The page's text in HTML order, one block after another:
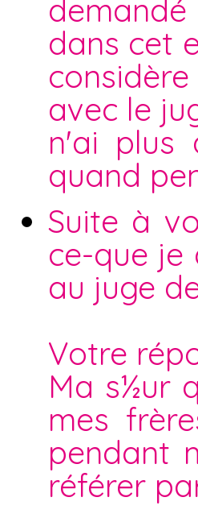
dans cet
avec le
n'ai plus
quand
Suite à
ce-que je
au juge
Votre
Ma s½ur
mes
pendant
référer